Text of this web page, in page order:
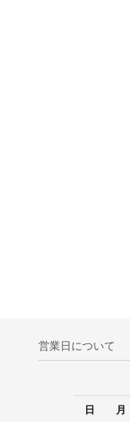
営業日について
日
月